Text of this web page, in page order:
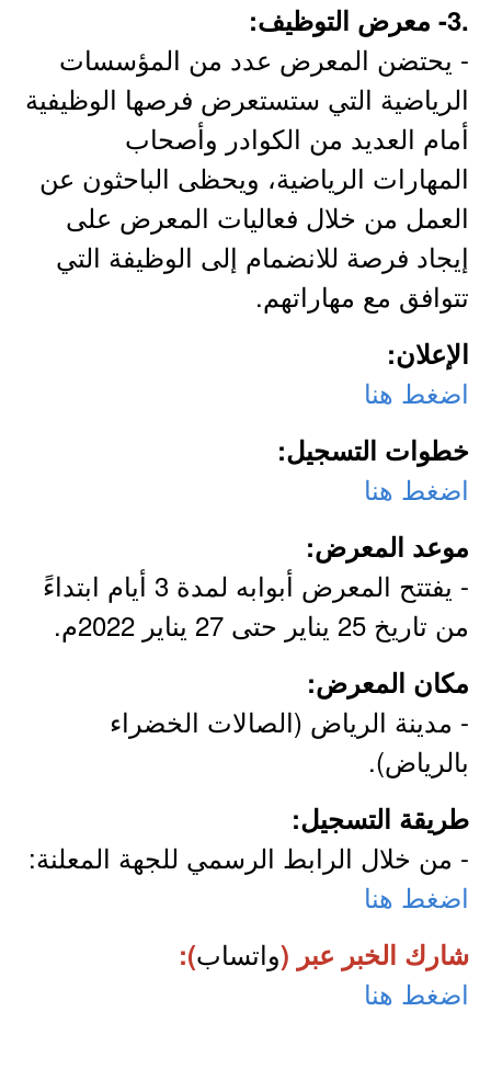
.3- معرض التوظيف:
- يحتضن المعرض عدد من المؤسسات
الرياضية التي ستستعرض فرصها الوظيفية
أمام العديد من الكوادر وأصحاب
المهارات الرياضية، ويحظى الباحثون عن
العمل من خلال فعاليات المعرض على
إيجاد فرصة للانضمام إلى الوظيفة التي
تتوافق مع مهاراتهم.
الإعلان:
اضغط هنا
خطوات التسجيل:
اضغط هنا
موعد المعرض:
- يفتتح المعرض أبوابه لمدة 3 أيام ابتداءً
من تاريخ 25 يناير حتى 27 يناير 2022م.
مكان المعرض:
- مدينة الرياض (الصالات الخضراء
بالرياض).
طريقة التسجيل:
- من خلال الرابط الرسمي للجهة المعلنة:
اضغط هنا
شارك الخبر عبر (واتساب):
اضغط هنا